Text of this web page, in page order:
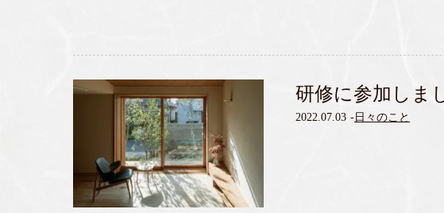
研修に参加しま
2022.07.03 - 日々のこと